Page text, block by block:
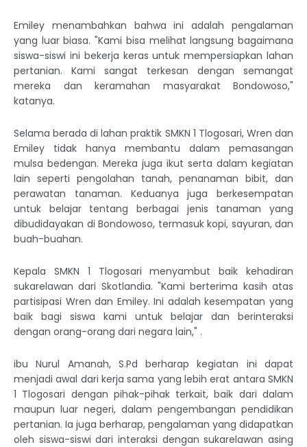
Emiley menambahkan bahwa ini adalah pengalaman
yang luar biasa. "Kami bisa melihat langsung bagaimana
siswa-siswi ini bekerja keras untuk mempersiapkan lahan
pertanian. Kami sangat terkesan dengan semangat
mereka dan keramahan masyarakat Bondowoso,"
katanya.
Selama berada di lahan praktik SMKN 1 Tlogosari, Wren dan
Emiley tidak hanya membantu dalam pemasangan
mulsa bedengan. Mereka juga ikut serta dalam kegiatan
lain seperti pengolahan tanah, penanaman bibit, dan
perawatan tanaman. Keduanya juga berkesempatan
untuk belajar tentang berbagai jenis tanaman yang
dibudidayakan di Bondowoso, termasuk kopi, sayuran, dan
buah-buahan.
Kepala SMKN 1 Tlogosari menyambut baik kehadiran
sukarelawan dari Skotlandia. "Kami berterima kasih atas
partisipasi Wren dan Emiley. Ini adalah kesempatan yang
baik bagi siswa kami untuk belajar dan berinteraksi
dengan orang-orang dari negara lain," .
ibu Nurul Amanah, S.Pd berharap kegiatan ini dapat
menjadi awal dari kerja sama yang lebih erat antara SMKN
1 Tlogosari dengan pihak-pihak terkait, baik dari dalam
maupun luar negeri, dalam pengembangan pendidikan
pertanian. Ia juga berharap, pengalaman yang didapatkan
oleh siswa-siswi dari interaksi dengan sukarelawan asing